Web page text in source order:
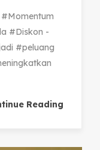
#Diskon -
#peluang
Reading